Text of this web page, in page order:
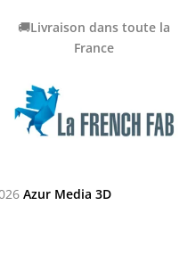
🚚Livraison dans toute la
France
Azur Media 3D